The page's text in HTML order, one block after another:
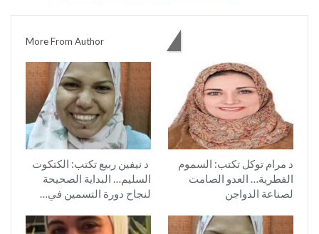
More From Author
د مرام توكل تكتب: السموم
الفطرية… العدو الصامت
لصناعة الدواجن
د نيفين ربيع تكتب: الكتكوت
السليم… البداية الصحيحة
لنجاح دورة التسمين في…